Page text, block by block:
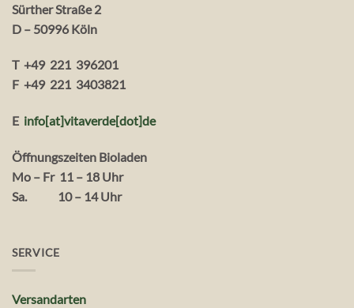
Sürther Straße 2
D – 50996 Köln
T +49 221 396201
F +49 221 3403821
E info[at]vitaverde[dot]de
Öffnungszeiten Bioladen
Mo – Fr 11 – 18 Uhr
Sa. 10 – 14 Uhr
SERVICE
Versandarten